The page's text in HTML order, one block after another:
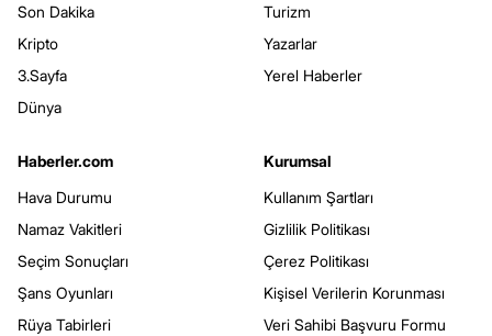
Son Dakika
Kripto
3.Sayfa
Dünya
Turizm
Yazarlar
Yerel Haberler
Haberler.com
Hava Durumu
Namaz Vakitleri
Seçim Sonuçları
Şans Oyunları
Rüya Tabirleri
Kurumsal
Kullanım Şartları
Gizlilik Politikası
Çerez Politikası
Kişisel Verilerin Korunması
Veri Sahibi Başvuru Formu